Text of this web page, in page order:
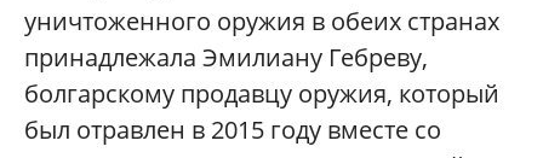
уничтоженного оружия в обеих странах
принадлежала Эмилиану Гебреву,
болгарскому продавцу оружия, который
был отравлен в 2015 году вместе со